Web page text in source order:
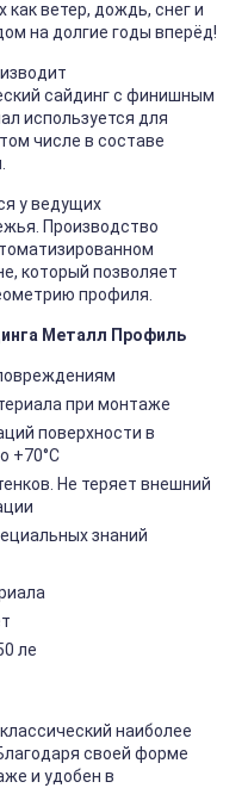
ветер, дождь, снег и
на долгие годы вперёд!
сайдинг с финишным
используется для
числе в составе
у ведущих
Производство
который позволяет
профиля.
Металл Профиль
при монтаже
поверхности в
+70°C
Не теряет внешний
знаний
ле
наиболее
своей форме
и удобен в